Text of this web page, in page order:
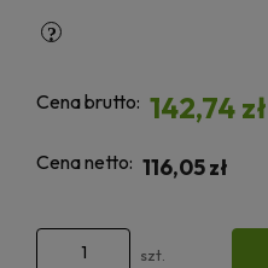
Cena brutto: 142,74 zł
Cena netto: 116,05 zł
szt.